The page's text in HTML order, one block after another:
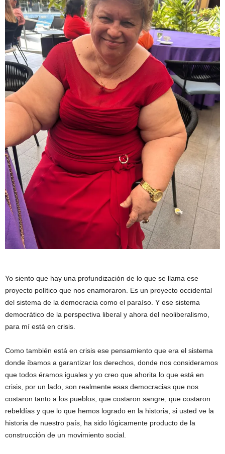
Yo siento que hay una profundización de lo que se llama ese
proyecto político que nos enamoraron. Es un proyecto occidental
del sistema de la democracia como el paraíso. Y ese sistema
democrático de la perspectiva liberal y ahora del neoliberalismo,
para mí está en crisis.
Como también está en crisis ese pensamiento que era el sistema
donde íbamos a garantizar los derechos, donde nos consideramos
que todos éramos iguales y yo creo que ahorita lo que está en
crisis, por un lado, son realmente esas democracias que nos
costaron tanto a los pueblos, que costaron sangre, que costaron
rebeldías y que lo que hemos logrado en la historia, si usted ve la
historia de nuestro país, ha sido lógicamente producto de la
construcción de un movimiento social.